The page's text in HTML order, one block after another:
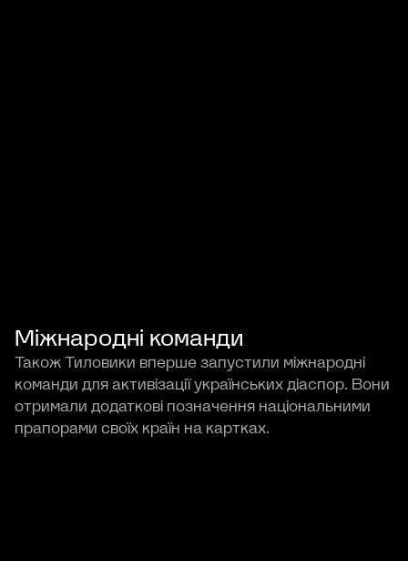
Міжнародні команди
Також Тиловики вперше запустили міжнародні
команди для активізації українських діаспор. Вони
отримали додаткові позначення національними
прапорами своїх країн на картках.